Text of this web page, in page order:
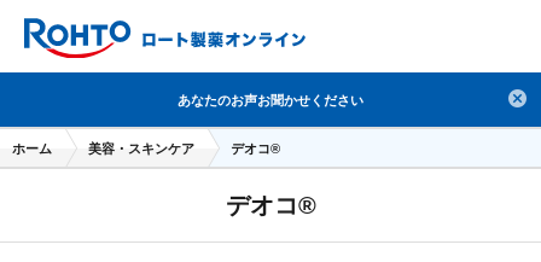
人気のキーワードで検索
目薬 ロートV5 日焼け止め 熱中症対策
オバジ
検索
あなたのお声お聞かせください
ホーム 美容・スキンケア デオコ®
デオコ®